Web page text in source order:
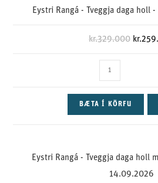
Eystri Rangá - Tveggja daga
kr.329.000 kr.
BÆTA Í KÖRFU
Eystri Rangá - Tveggja daga holl
14.09.2026